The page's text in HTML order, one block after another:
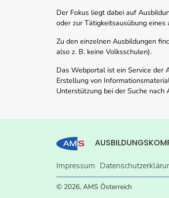
Der Fokus liegt dabei auf
oder zur Tätigkeitsausübung
Zu den einzelnen Ausbildungen
also z. B. keine Volksschulen).
Das Webportal ist ein Service der
Erstellung von
Unterstützung bei der Suche nach
Impressum
© 2026, AMS Österreich